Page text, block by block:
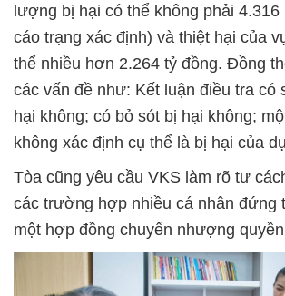
lượng bị hại có thể không phải
cáo trạng xác định) và thiệt hại của
thể nhiều hơn 2.264 tỷ đồng. Đồng
các vấn đề như: Kết luận điều tra có
hại không; có bỏ sót bị hại không;
không xác định cụ thể là bị hại của
Tòa cũng yêu cầu VKS làm rõ tư
các trường hợp nhiều cá nhân đứng
một hợp đồng chuyển nhượng